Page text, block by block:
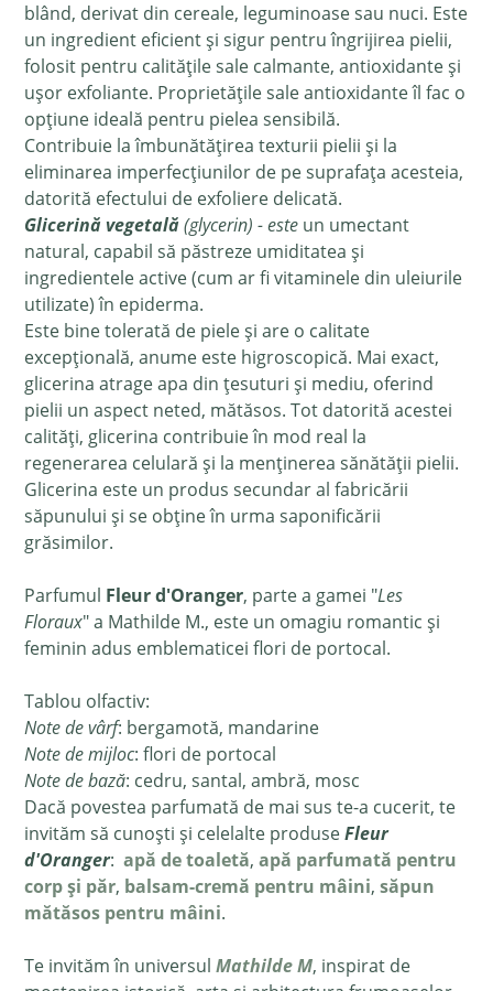
blând, derivat din cereale, leguminoase sau nuci. Este
un ingredient eficient și sigur pentru îngrijirea pielii,
folosit pentru calitățile sale calmante, antioxidante și
ușor exfoliante. Proprietățile sale antioxidante îl fac o
opțiune ideală pentru pielea sensibilă.
Contribuie la îmbunătățirea texturii pielii și la
eliminarea imperfecțiunilor de pe suprafața acesteia,
datorită efectului de exfoliere delicată.
Glicerină vegetală(glycerin) - este un umectant
natural, capabil să păstreze umiditatea și
ingredientele active (cum ar fi vitaminele din uleiurile
utilizate) în epiderma.
Este bine tolerată de piele și are o calitate
excepțională, anume este higroscopică. Mai exact,
glicerina atrage apa din țesuturi și mediu, oferind
pielii un aspect neted, mătăsos. Tot datorită acestei
calități, glicerina contribuie în mod real la
regenerarea celulară și la menținerea sănătății pielii.
Glicerina este un produs secundar al fabricării
săpunului și se obține în urma saponificării
grăsimilor.
Parfumul Fleur d'Oranger, parte a gamei "Les
Floraux" a Mathilde M., este un omagiu romantic și
feminin adus emblematicei flori de portocal.
Tablou olfactiv:
Note de vârf: bergamotă, mandarine
Note de mijloc: flori de portocal
Note de bază: cedru, santal, ambră, mosc
Dacă povestea parfumată de mai sus te-a cucerit, te
invităm să cunoști și celelalte produseFleur
d'Oranger:apă de toaletă,apă parfumată pentru
corp și păr, balsam-cremă pentru mâini,săpun
mătăsos pentru mâini.
Te invităm în universulMathilde M, inspirat de